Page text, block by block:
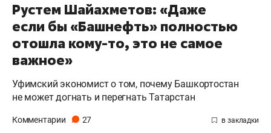
Рустем Шайахметов: «Даже
если бы «Башнефть» полностью
отошла кому-то, это не самое
важное»
Уфимский экономист о том, почему Башкортостан
не может догнать и перегнать Татарстан
Комментарии 27